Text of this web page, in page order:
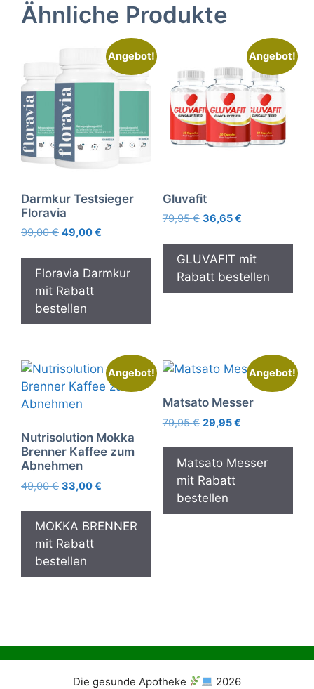
Ähnliche Produkte
Angebot!
Darmkur Testsieger
Floravia
99,00€ Ursprünglicher
war:
99,00 €
49,00€
ist:
49,00 €.
Floravia Darmkur
mit Rabatt
bestellen
Angebot!
Gluvafit
79,95€ Ursprünglicher
war:
79,95 €
36,65€Aktueller
ist:
36,65 €.
GLUVAFIT mit
Rabatt bestellen
Angebot!
Nutrisolution Mokka
Brenner Kaffee zum
Abnehmen
49,00€ Ursprünglicher
war:
49,00 €
33,00€
ist:
33,00 €.
MOKKA BRENNER
mit Rabatt
bestellen
Angebot!
Matsato Messer
79,95€ Ursprünglicher
war:
79,95 €
29,95€Aktueller
ist:
29,95 €.
Matsato Messer
mit Rabatt
bestellen
Die gesunde Apotheke
2026